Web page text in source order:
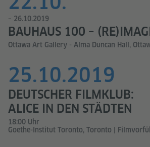
– 26.10.2019
BAUHAUS 100 –
Ottawa Art Gallery - Alma Duncan Hall,
25.10.2019
DEUTSCHER FILMKLUB:
ALICE IN DEN STÄDTEN
18:00 Uhr
Goethe-Institut Toronto, Toronto |